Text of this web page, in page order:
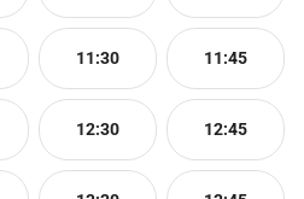
11:30 11:45
12:30 12:45